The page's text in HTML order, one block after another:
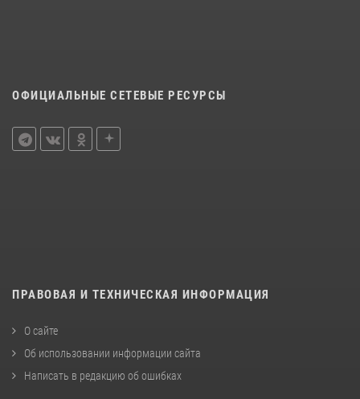
ОФИЦИАЛЬНЫЕ СЕТЕВЫЕ РЕСУРСЫ
ПРАВОВАЯ И ТЕХНИЧЕСКАЯ ИНФОРМАЦИЯ
О сайте
Об использовании информации сайта
Написать в редакцию об ошибках